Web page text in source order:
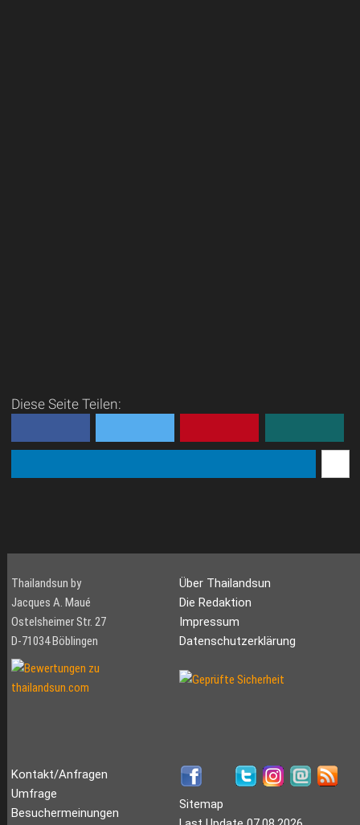
Diese Seite Teilen:
Thailandsun by
Jacques A. Maué
Ostelsheimer Str. 27
D-71034 Böblingen
Über Thailandsun
Die Redaktion
Impressum
Datenschutzerklärung
Kontakt/Anfragen
Umfrage
Besuchermeinungen
Sitemap